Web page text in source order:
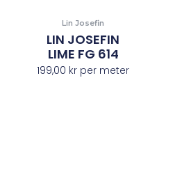
Lin Josefin
LIN JOSEFIN
LIME FG 614
199,00 kr per meter